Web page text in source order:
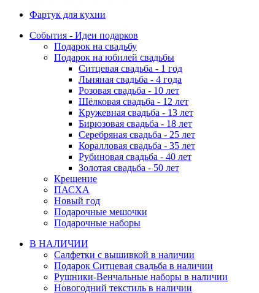
Фартук для кухни
События - Идеи подарков
Подарок на свадьбу
Подарок на юбилей свадьбы
Ситцевая свадьба - 1 год
Льняная свадьба - 4 года
Розовая свадьба - 10 лет
Шёлковая свадьба - 12 лет
Кружевная свадьба - 13 лет
Бирюзовая свадьба - 18 лет
Серебряная свадьба - 25 лет
Коралловая свадьба - 35 лет
Рубиновая свадьба - 40 лет
Золотая свадьба - 50 лет
Крещение
ПАСХА
Новый год
Подарочные мешочки
Подарочные наборы
В НАЛИЧИИ
Салфетки с вышивкой в наличии
Подарок Ситцевая свадьба в наличии
Рушники-Венчальные наборы в наличии
Новогодний текстиль в наличии